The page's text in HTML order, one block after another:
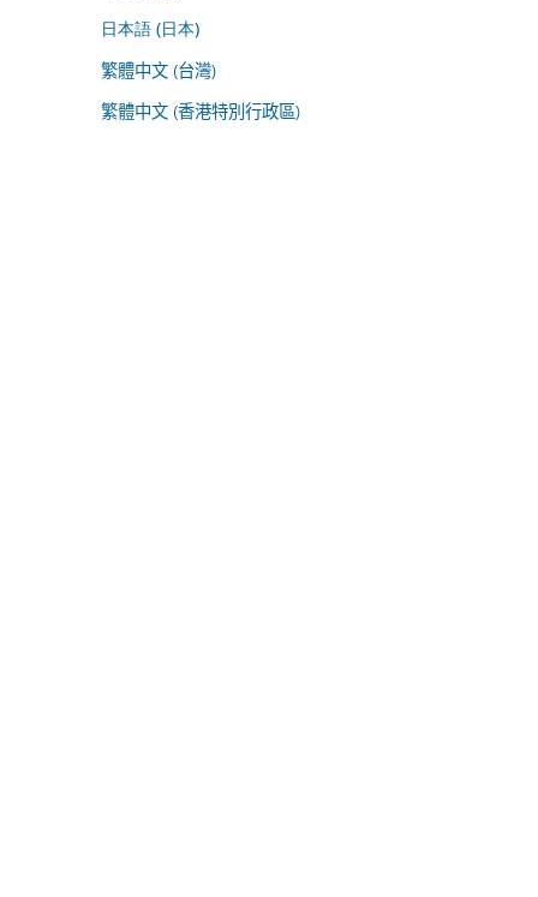
日本語 (日本)
繁體中文 (台灣)
繁體中文 (香港特別行政區)